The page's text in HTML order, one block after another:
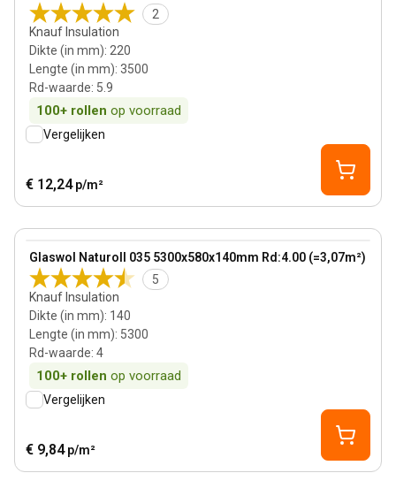
2
Knauf Insulation
Dikte (in mm): 220
Lengte (in mm): 3500
Rd-waarde: 5.9
100+ rollen op voorraad
Vergelijken
€ 12,24 p/m²
Bestseller
Glaswol Naturoll 035 5300x580x140mm Rd:4.00 (=3,07m²)
5
Knauf Insulation
Dikte (in mm): 140
Lengte (in mm): 5300
Rd-waarde: 4
100+ rollen op voorraad
View product
Vergelijken
€ 9,84 p/m²